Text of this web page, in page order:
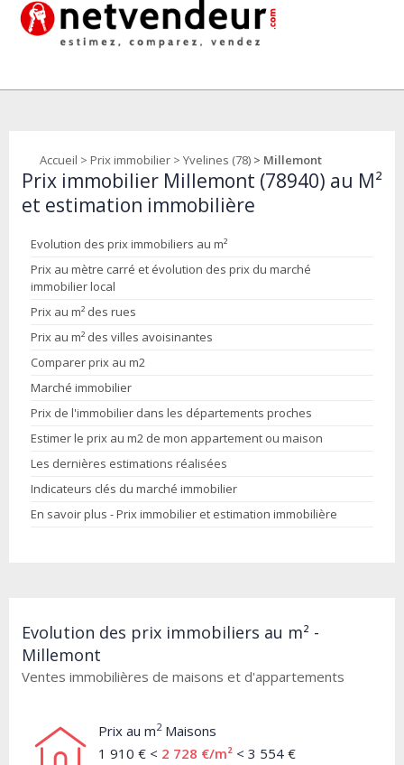
Accueil > Prix immobilier > Yvelines (78) > Millemont
Prix immobilier Millemont (78940) au M²
et estimation immobilière
Evolution des prix immobiliers au m²
Prix au mètre carré et évolution des prix du marché
immobilier local
Prix au m² des rues
Prix au m² des villes avoisinantes
Comparer prix au m2
Marché immobilier
Prix de l'immobilier dans les départements proches
Estimer le prix au m2 de mon appartement ou maison
Les dernières estimations réalisées
Indicateurs clés du marché immobilier
En savoir plus - Prix immobilier et estimation immobilière
Evolution des prix immobiliers au m² -
Millemont
Ventes immobilières de maisons et d'appartements
Prix au m2Maisons
1 910 € < 2 728 €/m² < 3 554 €